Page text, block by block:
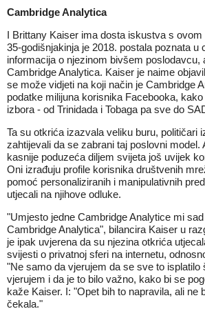
Cambridge Analytica
I Brittany Kaiser ima dosta iskustva s
35-godišnjakinja je 2018. postala poznata u
informacija o njezinom bivšem poslodavcu,
Cambridge Analytica. Kaiser je naime
se može vidjeti na koji način je Cambridge
podatke milijuna korisnika Facebooka,
izbora - od Trinidada i Tobaga pa sve do
Ta su otkrića izazvala veliku buru, političari
zahtijevali da se zabrani taj poslovni model.
kasnije poduzeća diljem svijeta još uvijek
Oni izrađuju profile korisnika društvenih
pomoć personaliziranih i manipulativnih
utjecali na njihove odluke.
"Umjesto jedne Cambridge Analytice mi
Cambridge Analytica", bilancira Kaiser u
je ipak uvjerena da su njezina otkrića
svijesti o privatnoj sferi na internetu,
"Ne samo da vjerujem da se sve to isplatilo
vjerujem i da je to bilo važno, kako bi se
kaže Kaiser. I: "Opet bih to napravila, ali ne
čekala."